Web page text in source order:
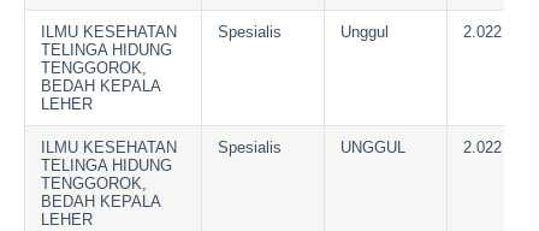
ILMU KESEHATAN
TELINGA HIDUNG
TENGGOROK,
BEDAH KEPALA
LEHER
Spesialis Unggul 2.022
ILMU KESEHATAN
TELINGA HIDUNG
TENGGOROK,
BEDAH KEPALA
LEHER
Spesialis UNGGUL 2.022